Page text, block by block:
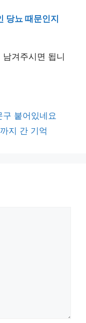
당뇨 때문인지
겨주시면 됩니
구 붙어있네요
지 간 기억